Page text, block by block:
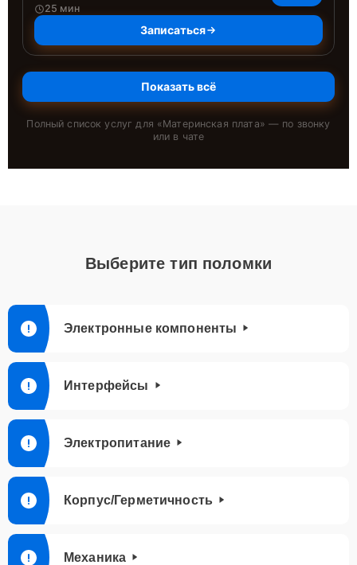
25 мин
Записаться
Показать всё
Полный список услуг для «Материнская плата» — по звонку
или в чате
Выберите тип поломки
Электронные компоненты
Интерфейсы
Электропитание
Корпус/Герметичность
Механика